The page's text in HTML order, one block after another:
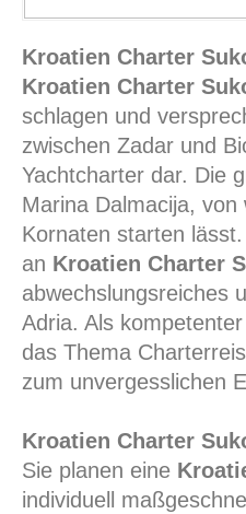
Kroatien Charter
Kroatien Charter
schlagen und
zwischen Zadar und
Yachtcharter dar. Die
Marina Dalmacija,
Kornaten starten
an Kroatien Charter
abwechslungsreiches
Adria. Als
das Thema
zum unvergesslichen
Kroatien Charter
Sie planen eine
individuell